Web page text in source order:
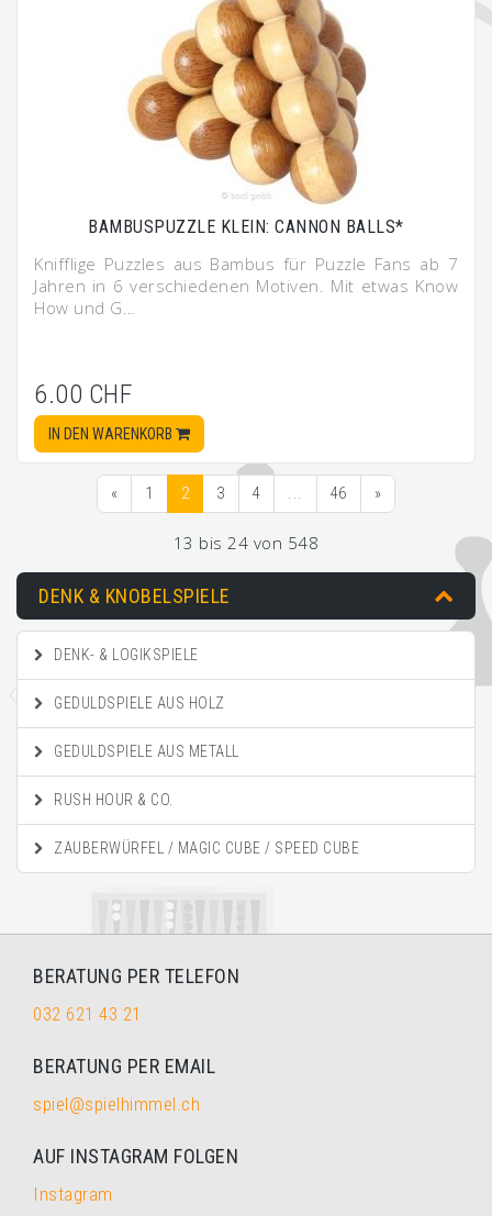
BAMBUSPUZZLE KLEIN: CANNON BALLS*
Knifflige Puzzles aus Bambus für Puzzle Fans ab 7
Jahren in 6 verschiedenen Motiven. Mit etwas Know
How und G…
6.00 CHF
IN DEN WARENKORB
« 1 2 3 4 ... 46 »
13 bis 24 von 548
DENK & KNOBELSPIELE
DENK- & LOGIKSPIELE
GEDULDSPIELE AUS HOLZ
GEDULDSPIELE AUS METALL
RUSH HOUR & CO.
ZAUBERWÜRFEL / MAGIC CUBE / SPEED CUBE
BERATUNG PER TELEFON
032 621 43 21
BERATUNG PER EMAIL
spiel@spielhimmel.ch
AUF INSTAGRAM FOLGEN
Instagram